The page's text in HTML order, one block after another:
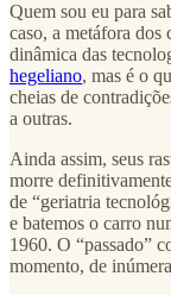
Quem sou eu para
caso, a metáfora dos
dinâmica das
hegeliano, mas é o
cheias de
a outras.
Ainda assim, seus
morre
de “geriatria
e batemos o carro
1960. O “passado”
momento, de